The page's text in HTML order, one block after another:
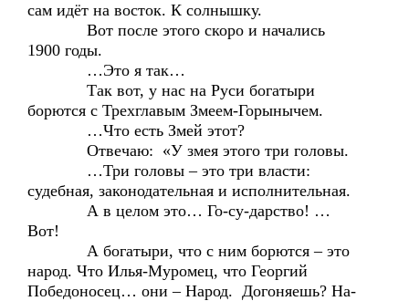
сам идёт на восток. К солнышку.
Вот после этого скоро и начались
1900 годы.
…Это я так…
Так вот, у нас на Руси богатыри
борются с Трехглавым Змеем-Горынычем.
…Что есть Змей этот?
Отвечаю: «У змея этого три головы.
…Три головы – это три власти:
судебная, законодательная и исполнительная.
А в целом это… Го-су-дарство! …
Вот!
А богатыри, что с ним борются – это
народ. Что Илья-Муромец, что Георгий
Победоносец… они – Народ. Догоняешь? На-